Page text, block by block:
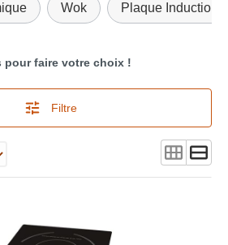
Wok Plaque Induction
pour faire votre choix !
Filtre